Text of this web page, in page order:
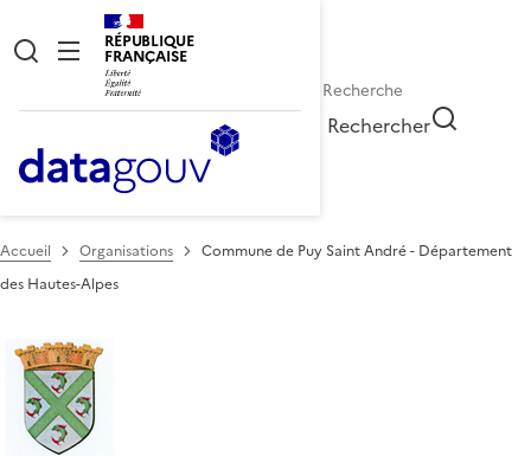
RÉPUBLIQUE
FRANÇAISE
Rechercher
Accueil Organisations
Commune de Puy Saint André - Département
des Hautes-Alpes